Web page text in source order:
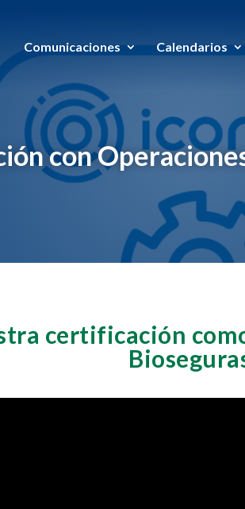
Comunicaciones Calendarios
con
certificación